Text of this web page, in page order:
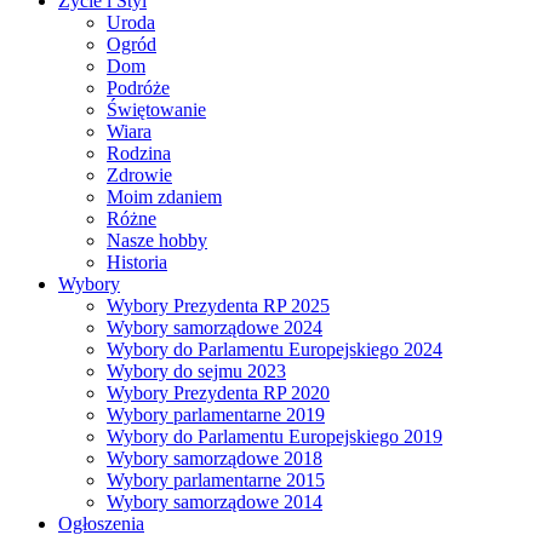
Uroda
Ogród
Dom
Podróże
Świętowanie
Wiara
Rodzina
Zdrowie
Moim zdaniem
Różne
Nasze hobby
Historia
Wybory
Wybory Prezydenta RP 2025
Wybory samorządowe 2024
Wybory do Parlamentu Europejskiego 2024
Wybory do sejmu 2023
Wybory Prezydenta RP 2020
Wybory parlamentarne 2019
Wybory do Parlamentu Europejskiego 2019
Wybory samorządowe 2018
Wybory parlamentarne 2015
Wybory samorządowe 2014
Ogłoszenia